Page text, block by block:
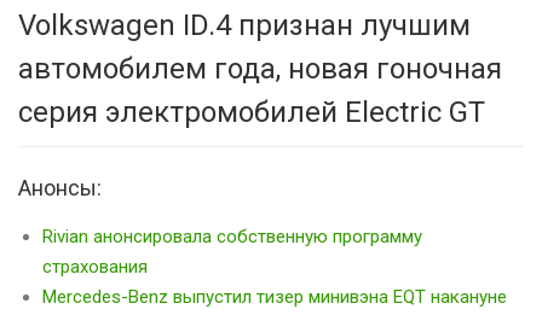
Volkswagen ID.4 признан лучшим
автомобилем года, новая гоночная
серия электромобилей Electric GT
Анонсы:
Rivian анонсировала собственную программу
страхования
Mercedes-Benz выпустил тизер минивэна EQT накануне